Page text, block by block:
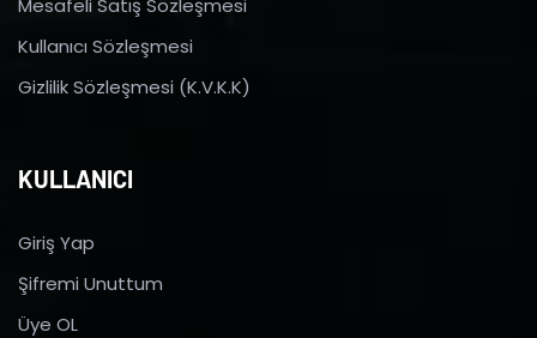
Kullanıcı Sözleşmesi
Gizlilik Sözleşmesi (K.V.K.K)
KULLANICI
Giriş Yap
Şifremi Unuttum
Üye OL